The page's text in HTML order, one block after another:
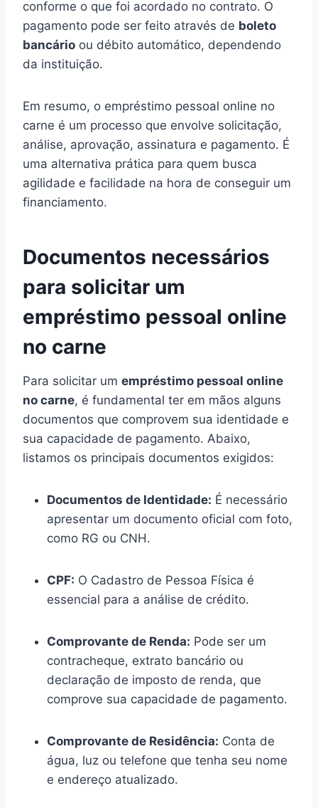
conforme o que foi acordado no contrato. O
pagamento pode ser feito através de boleto
bancário ou débito automático, dependendo
da instituição.
Em resumo, o empréstimo pessoal online no
carne é um processo que envolve solicitação,
análise, aprovação, assinatura e pagamento. É
uma alternativa prática para quem busca
agilidade e facilidade na hora de conseguir um
financiamento.
Documentos necessários
para solicitar um
empréstimo pessoal online
no carne
Para solicitar um empréstimo pessoal online
no carne, é fundamental ter em mãos alguns
documentos que comprovem sua identidade e
sua capacidade de pagamento. Abaixo,
listamos os principais documentos exigidos:
Documentos de Identidade: É necessário
apresentar um documento oficial com foto,
como RG ou CNH.
CPF: O Cadastro de Pessoa Física é
essencial para a análise de crédito.
Comprovante de Renda: Pode ser um
contracheque, extrato bancário ou
declaração de imposto de renda, que
comprove sua capacidade de pagamento.
Comprovante de Residência: Conta de
água, luz ou telefone que tenha seu nome
e endereço atualizado.